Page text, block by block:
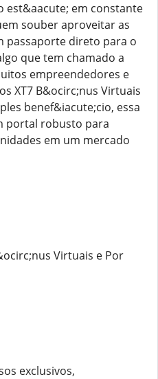
est&aacute; em constante
souber aproveitar as
passaporte direto para o
que tem chamado a
empreendedores e
XT7 B&ocirc;nus Virtuais
benef&iacute;cio, essa
portal robusto para
em um mercado
Virtuais e Por
exclusivos,